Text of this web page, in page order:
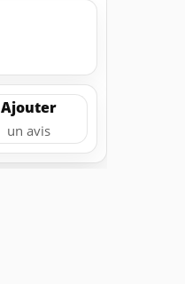
Ajouter
un avis